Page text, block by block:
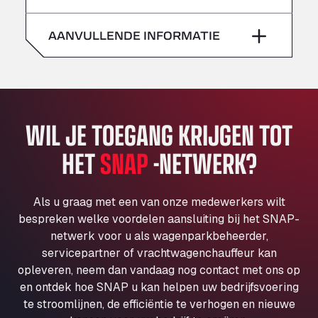
Klaverbladstaat 21, 3560
American Truck Wash
Av. des Etats-Unis 90, 6041
Aut. A4 Salida 288 Pol. Ind. del Guadiel, 23210
AP7 Salida 2, C/ Bassegoda, 4, 17700
Andamur Pamplona
A-15 Salida Imarcoain, 31119
Aut A1 Exit 385, 01207
Anglia Motel
Washway Road, PE12 8LT
Anpol Sp. z o.o.
Ul. Torunska 147, 85884
Aqua Ariva GmbH
Marie-Curie-Straße 24, 68219
zaterdag –
AANVULLENDE INFORMATIE
WIL JE TOEGANG KRIJGEN TOT
HETSNAP-NETWERK?
Als u graag met een van onze medewerkers wilt
bespreken welke voordelen aansluiting bij het SNAP-
netwerk voor u als wagenparkbeheerder,
servicepartner of vrachtwagenchauffeur kan
opleveren, neem dan vandaag nog contact met ons op
en ontdek hoe SNAP u kan helpen uw bedrijfsvoering
te stroomlijnen, de efficiëntie te verhogen en nieuwe